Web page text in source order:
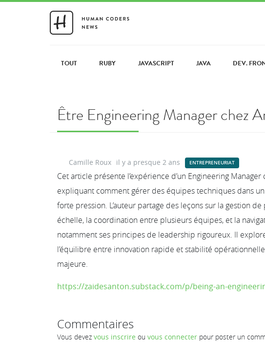
TOUT RUBY JAVASCRIPT JAVA DEV.
Être Engineering Manager chez
Camille Roux il y a presque 2 ans ENTREPRENEURIAT
Cet article présente l’expérience d’un Engineering Manager
expliquant comment gérer des équipes techniques dans
forte pression. L’auteur partage des leçons sur la gestion
échelle, la coordination entre plusieurs équipes, et la
notamment ses principes de leadership rigoureux. Il
l’équilibre entre innovation rapide et stabilité
majeure.
https://zaidesanton.substack.com/p/being-an-
Commentaires
Vous devez vous inscrire ou vous connecter pour poster un